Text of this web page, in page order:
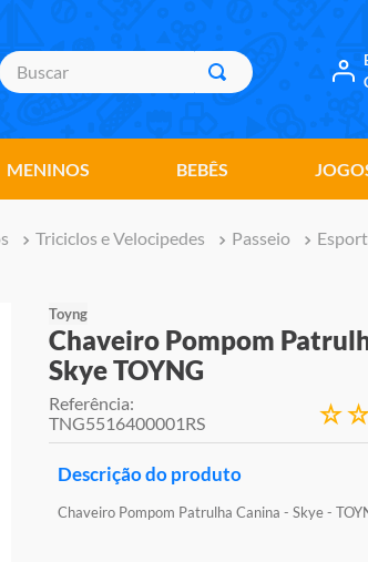
Buscar
MENINOS BEBÊS
Triciclos e Velocipedes Passeio
Toyng
Chaveiro Pompom
Skye TOYNG
Referência:
TNG5516400001RS
☆
Descrição do produto
Chaveiro Pompom Patrulha Canina - Skye -